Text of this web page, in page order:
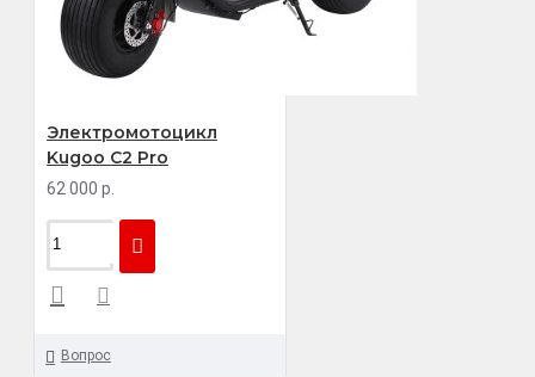
Электромотоцикл
Kugoo C2 Pro
62 000 р.
Вопрос